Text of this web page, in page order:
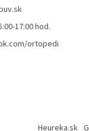
17:00 hod.
ortopedi
Heureka.sk